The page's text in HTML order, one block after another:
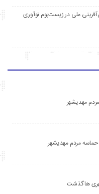
ملی در زیست‌بوم نوآوری
مهدیشهر
مردم مهدیشهر